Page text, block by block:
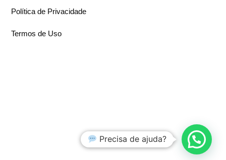
Política de Privacidade
Termos de Uso
Precisa de ajuda?